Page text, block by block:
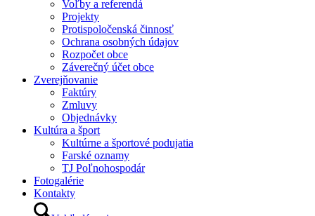
Voľby a referendá
Projekty
Protispoločenská činnosť
Ochrana osobných údajov
Rozpočet obce
Záverečný účet obce
Zverejňovanie
Faktúry
Zmluvy
Objednávky
Kultúra a šport
Kultúrne a športové podujatia
Farské oznamy
TJ Poľnohospodár
Fotogalérie
Kontakty